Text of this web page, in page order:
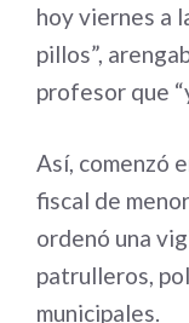
hoy viernes a
pillos”,
profesor que
Así, comenzó
fiscal de
ordenó una
patrulleros,
municipales.